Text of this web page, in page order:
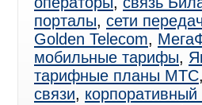
порталы, сети
Golden Telecom,
мобильные тарифы,
тарифные планы МТС
связи,